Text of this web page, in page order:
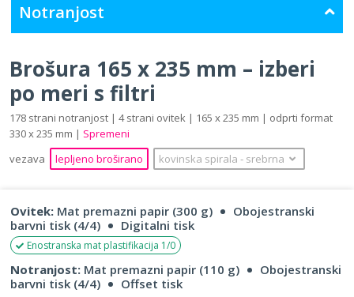
Notranjost
Brošura 165 x 235 mm – izberi
po meri s filtri
178 strani notranjost | 4 strani ovitek | 165 x 235 mm | odprti format
330 x 235 mm | Spremeni
vezava
lepljeno broširano kovinska spirala ‐ srebrna
Ovitek: Mat premazni papir (300 g)
Obojestranski
barvni tisk (4/4)
Digitalni tisk
Enostranska mat plastifikacija 1/0
Notranjost: Mat premazni papir (110 g)
Obojestranski
barvni tisk (4/4)
Offset tisk